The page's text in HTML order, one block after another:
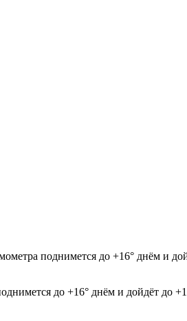
поднимется до +16° днём и
до +16° днём и дойдёт до